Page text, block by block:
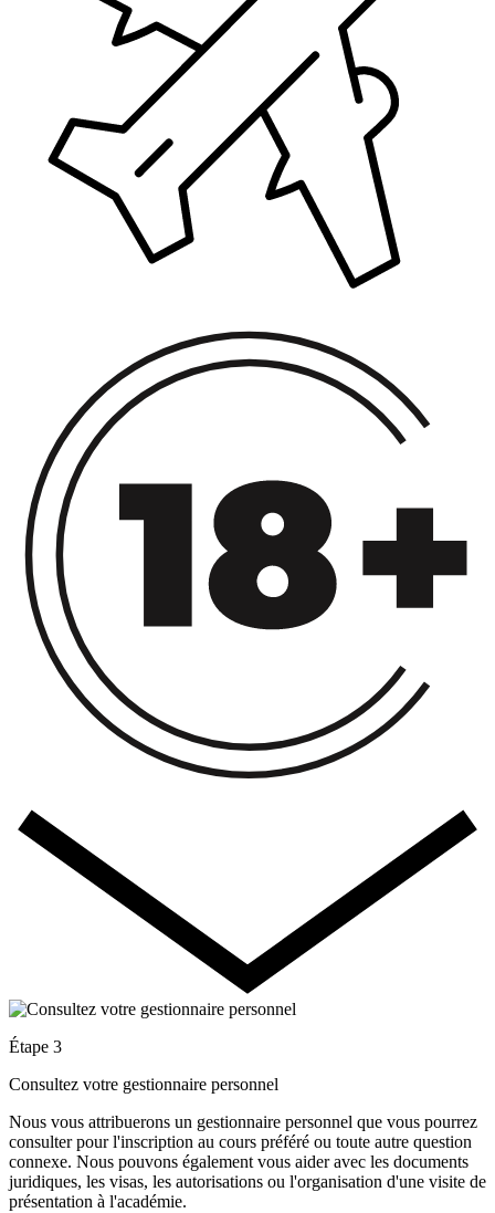
Étape 3
Consultez votre gestionnaire personnel
Nous vous attribuerons un gestionnaire personnel que vous pourrez
consulter pour l'inscription au cours préféré ou toute autre question
connexe. Nous pouvons également vous aider avec les documents
juridiques, les visas, les autorisations ou l'organisation d'une visite de
présentation à l'académie.